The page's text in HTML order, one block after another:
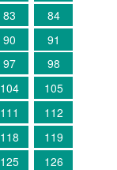
83
84
90
91
97
98
104
105
111
112
118
119
125
126